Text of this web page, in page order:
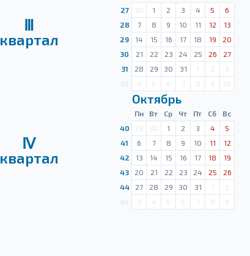
Ⅲ
квартал
27
30 1 2 3 4 5
6
28
7 8 9 10 11 12
13
29
14 15 16 17 18 19
20
30
21 22 23 24 25 26
27
31
28 29 30 31 1 2
3
4 5 6 7 8 9 10
Ⅳ
квартал
Октябрь
Пн Вт Ср Чт Пт Сб
Вс
40
29 30 1 2 3 4
5
41
6 7 8 9 10 11
12
42
13 14 15 16 17 18
19
43
20 21 22 23 24 25
26
44
27 28 29 30 31 1
2
3 4 5 6 7 8 9